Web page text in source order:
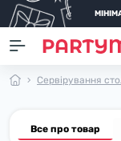
Сервірування
Все про товар